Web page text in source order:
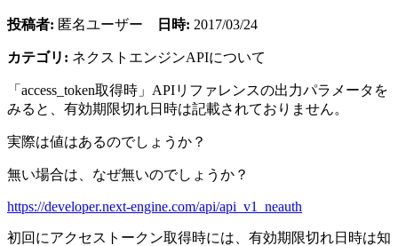
投稿者: 匿名ユーザー 日時: 2017/03/24
カテゴリ: ネクストエンジンAPIについて
「access_token取得時」APIリファレンスの出力パラメータを
みると、有効期限切れ日時は記載されておりません。
実際は値はあるのでしょうか？
無い場合は、なぜ無いのでしょうか？
https://developer.next-engine.com/api/api_v1_neauth
初回にアクセストークン取得時には、有効期限切れ日時は知